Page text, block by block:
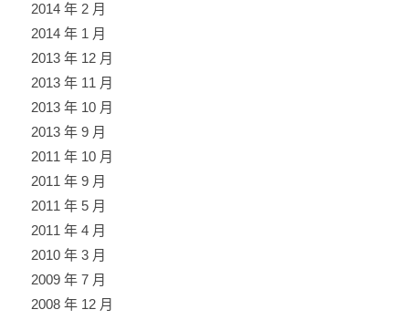
2014 年 2 月
2014 年 1 月
2013 年 12 月
2013 年 11 月
2013 年 10 月
2013 年 9 月
2011 年 10 月
2011 年 9 月
2011 年 5 月
2011 年 4 月
2010 年 3 月
2009 年 7 月
2008 年 12 月